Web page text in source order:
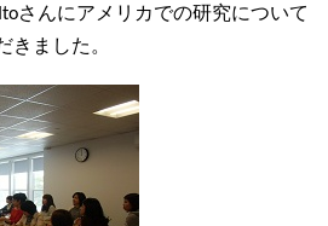
Itoさんにアメリカでの研究について
きました。